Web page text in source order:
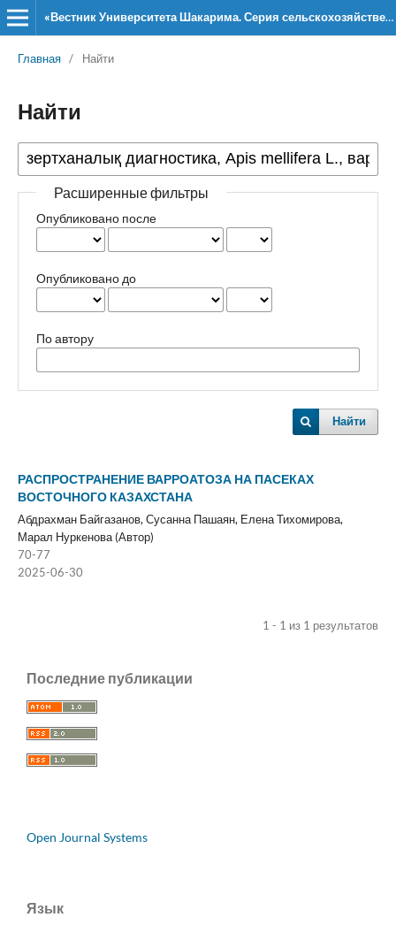
«Вестник Университета Шакарима. Серия сельскохозяйственные и ветеринарные науки»
Главная / Найти
Найти
Расширенные фильтры
Опубликовано после
Опубликовано до
По автору
Найти
РАСПРОСТРАНЕНИЕ ВАРРОАТОЗА НА ПАСЕКАХ
ВОСТОЧНОГО КАЗАХСТАНА
Абдрахман Байгазанов, Сусанна Пашаян, Елена Тихомирова,
Марал Нуркенова (Автор)
70-77
2025-06-30
1 - 1 из 1 результатов
Последние публикации
Open Journal Systems
Язык